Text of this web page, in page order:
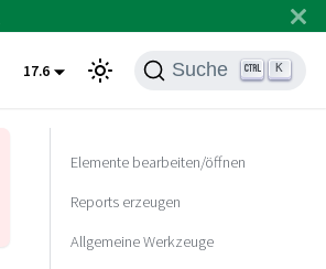
17.6 Suche K
Elemente bearbeiten/öffnen
Reports erzeugen
Allgemeine Werkzeuge